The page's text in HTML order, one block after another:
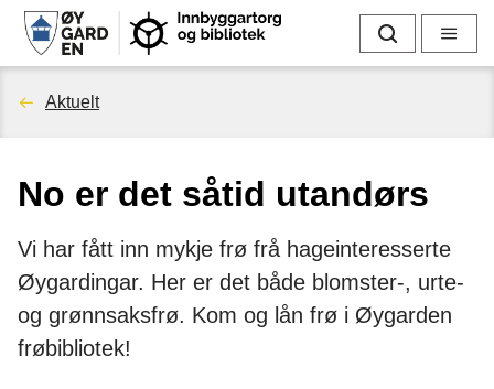
I
n
b
g
g
Søk Meny
Du
her:
Aktuelt
No er det såtid utandørs
Vi har fått inn mykje frø frå hageinteresserte
Øygardingar. Her er det både blomster-, urte-
og grønnsaksfrø. Kom og lån frø i Øygarden
frøbibliotek!